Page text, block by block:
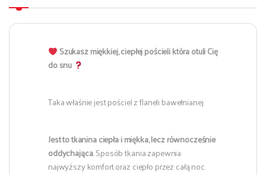
Szukasz miękkiej, ciepłej pościeli która otuli Cię
do snu
Taka właśnie jest pościel z flaneli bawełnianej
Jest to tkanina ciepła i miękka, lecz równocześnie
oddychająca. Sposób tkania zapewnia
najwyższy komfort oraz ciepło przez całą noc.